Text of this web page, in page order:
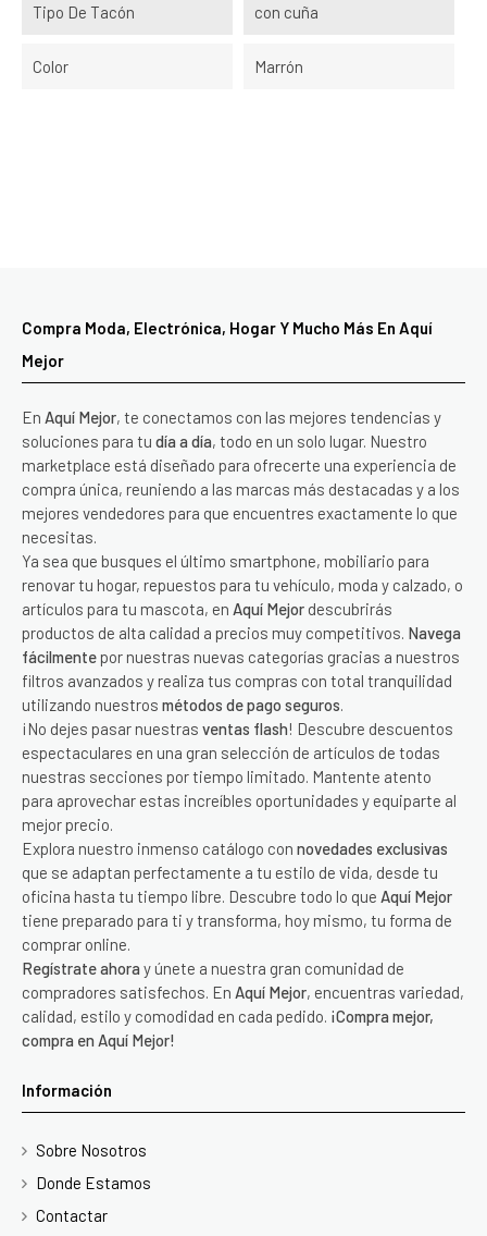
Tipo De Tacón con cuña
Color Marrón
Compra Moda, Electrónica, Hogar Y Mucho Más En Aquí
Mejor
En Aquí Mejor, te conectamos con las mejores tendencias y
soluciones para tu día a día, todo en un solo lugar. Nuestro
marketplace está diseñado para ofrecerte una experiencia de
compra única, reuniendo a las marcas más destacadas y a los
mejores vendedores para que encuentres exactamente lo que
necesitas.
Ya sea que busques el último smartphone, mobiliario para
renovar tu hogar, repuestos para tu vehículo, moda y calzado, o
artículos para tu mascota, en Aquí Mejor descubrirás
productos de alta calidad a precios muy competitivos. Navega
fácilmente por nuestras nuevas categorías gracias a nuestros
filtros avanzados y realiza tus compras con total tranquilidad
utilizando nuestros métodos de pago seguros.
¡No dejes pasar nuestras ventas flash! Descubre descuentos
espectaculares en una gran selección de artículos de todas
nuestras secciones por tiempo limitado. Mantente atento
para aprovechar estas increíbles oportunidades y equiparte al
mejor precio.
Explora nuestro inmenso catálogo con novedades exclusivas
que se adaptan perfectamente a tu estilo de vida, desde tu
oficina hasta tu tiempo libre. Descubre todo lo que Aquí Mejor
tiene preparado para ti y transforma, hoy mismo, tu forma de
comprar online.
Regístrate ahora y únete a nuestra gran comunidad de
compradores satisfechos. En Aquí Mejor, encuentras variedad,
calidad, estilo y comodidad en cada pedido. ¡Compra mejor,
compra en Aquí Mejor!
Información
Sobre Nosotros
Donde Estamos
Contactar